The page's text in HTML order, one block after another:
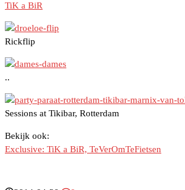
TiK a BiR
Rickflip
..
Sessions at Tikibar, Rotterdam
Bekijk ook:
Exclusive: TiK a BiR, TeVerOmTeFietsen